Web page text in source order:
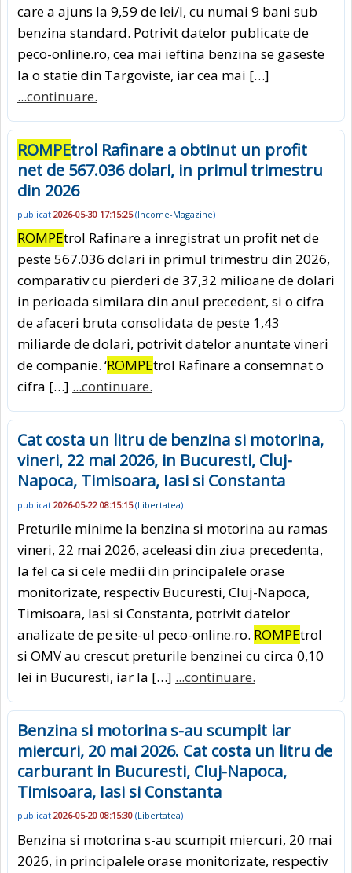
care a ajuns la 9,59 de lei/l, cu numai 9 bani sub
benzina standard. Potrivit datelor publicate de
peco-online.ro, cea mai ieftina benzina se gaseste
la o statie din Targoviste, iar cea mai […]
...continuare.
ROMPEtrol Rafinare a obtinut un profit
net de 567.036 dolari, in primul trimestru
din 2026
publicat 2026-05-30 17:15:25(Income-Magazine)
ROMPEtrol Rafinare a inregistrat un profit net de
peste 567.036 dolari in primul trimestru din 2026,
comparativ cu pierderi de 37,32 milioane de dolari
in perioada similara din anul precedent, si o cifra
de afaceri bruta consolidata de peste 1,43
miliarde de dolari, potrivit datelor anuntate vineri
de companie. ‘ROMPEtrol Rafinare a consemnat o
cifra […] ...continuare.
Cat costa un litru de benzina si motorina,
vineri, 22 mai 2026, in Bucuresti, Cluj-
Napoca, Timisoara, Iasi si Constanta
publicat 2026-05-22 08:15:15(Libertatea)
Preturile minime la benzina si motorina au ramas
vineri, 22 mai 2026, aceleasi din ziua precedenta,
la fel ca si cele medii din principalele orase
monitorizate, respectiv Bucuresti, Cluj-Napoca,
Timisoara, Iasi si Constanta, potrivit datelor
analizate de pe site-ul peco-online.ro. ROMPEtrol
si OMV au crescut preturile benzinei cu circa 0,10
lei in Bucuresti, iar la […] ...continuare.
Benzina si motorina s-au scumpit iar
miercuri, 20 mai 2026. Cat costa un litru de
carburant in Bucuresti, Cluj-Napoca,
Timisoara, Iasi si Constanta
publicat 2026-05-20 08:15:30 (Libertatea)
Benzina si motorina s-au scumpit miercuri, 20 mai
2026, in principalele orase monitorizate, respectiv